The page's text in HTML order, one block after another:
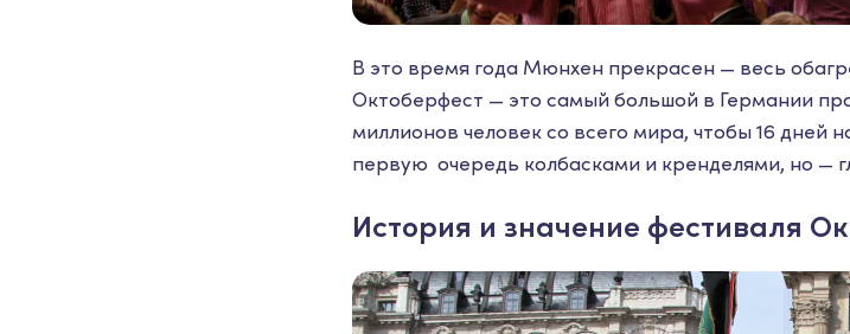
В это время года Мюнхен прекрасен — весь
Октоберфест — это самый большой в Германии
миллионов человек со всего мира, чтобы 16 дней
первую очередь колбасками и кренделями, но —
История и значение фестиваля